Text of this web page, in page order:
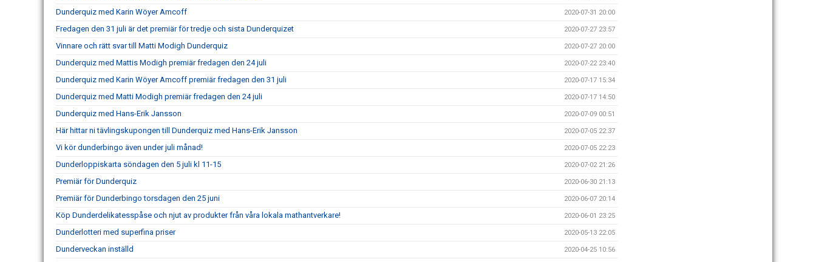
Dunderquiz med Karin Wöyer Amcoff 2020-07-31 20:00
Fredagen den 31 juli är det premiär för tredje och sista Dunderquizet 2020-07-27 23:57
Vinnare och rätt svar till Matti Modigh Dunderquiz 2020-07-27 20:00
Dunderquiz med Mattis Modigh premiär fredagen den 24 juli 2020-07-22 23:40
Dunderquiz med Karin Wöyer Amcoff premiär fredagen den 31 juli 2020-07-17 15:34
Dunderquiz med Matti Modigh premiär fredagen den 24 juli 2020-07-17 14:50
Dunderquiz med Hans-Erik Jansson 2020-07-09 00:51
Här hittar ni tävlingskupongen till Dunderquiz med Hans-Erik Jansson 2020-07-05 22:37
Vi kör dunderbingo även under juli månad! 2020-07-05 22:23
Dunderloppiskarta söndagen den 5 juli kl 11-15 2020-07-02 21:26
Premiär för Dunderquiz 2020-06-30 21:13
Premiär för Dunderbingo torsdagen den 25 juni 2020-06-07 20:14
Köp Dunderdelikatesspåse och njut av produkter från våra lokala mathantverkare! 2020-06-01 23:25
Dunderlotteri med superfina priser 2020-05-13 22:05
Dunderveckan inställd 2020-04-25 10:56